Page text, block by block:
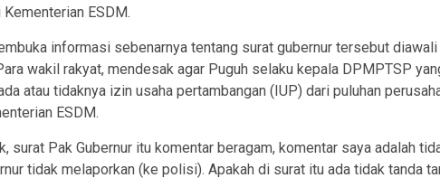
ESDM.
informasi sebenarnya tentang surat gubernur tersebut
wakil rakyat, mendesak agar Puguh selaku kepala DPMPTSP
atau tidaknya izin usaha pertambangan (IUP) dari puluhan
ESDM.
surat Pak Gubernur itu komentar beragam, komentar saya adalah
tidak melaporkan (ke polisi). Apakah di surat itu ada tidak tanda